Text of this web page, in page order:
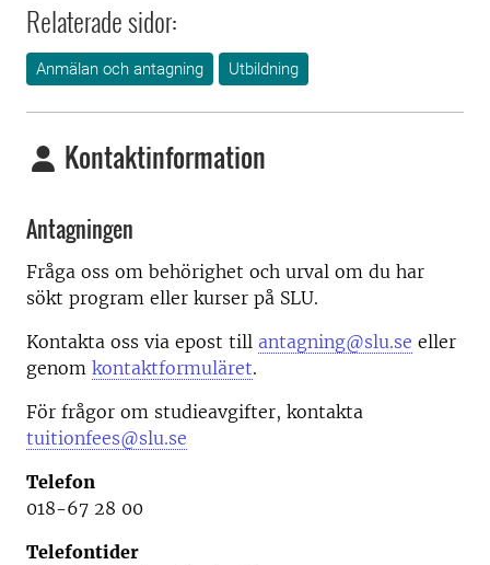
Relaterade sidor:
Anmälan och antagning Utbildning
Kontaktinformation
Antagningen
Fråga oss om behörighet och urval om du har
sökt program eller kurser på SLU.
Kontakta oss via epost till antagning@slu.se eller
genom kontaktformuläret.
För frågor om studieavgifter, kontakta
tuitionfees@slu.se
Telefon
018-67 28 00
Telefontider